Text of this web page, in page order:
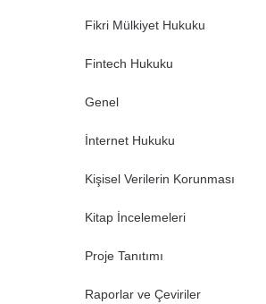
Fikri Mülkiyet Hukuku
Fintech Hukuku
Genel
İnternet Hukuku
Kişisel Verilerin Korunması
Kitap İncelemeleri
Proje Tanıtımı
Raporlar ve Çeviriler